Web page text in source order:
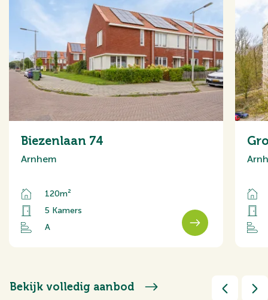
Biezenlaan 74
Arnhem
120m²
5 Kamers
A
Bekijk volledig aanbod